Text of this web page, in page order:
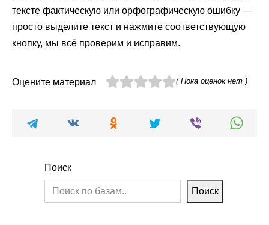
тексте фактическую или орфографическую ошибку —
просто выделите текст и нажмите соответствующую
кнопку, мы всё проверим и исправим.
Оцените материал ( Пока оценок нет )
Поиск
Поиск